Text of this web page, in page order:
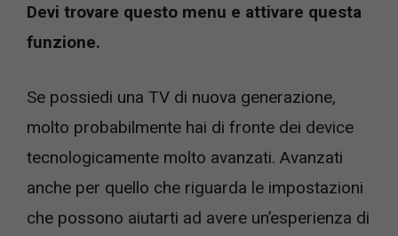
Devi trovare questo menu e attivare questa
funzione.
Se possiedi una TV di nuova generazione,
molto probabilmente hai di fronte dei device
tecnologicamente molto avanzati. Avanzati
anche per quello che riguarda le impostazioni
che possono aiutarti ad avere un’esperienza di